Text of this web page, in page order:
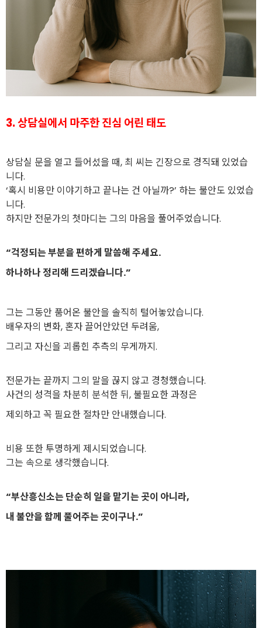
3. 상담실에서 마주한 진심 어린 태도
상담실 문을 열고 들어섰을 때, 최 씨는 긴장으로 경직돼 있었습
니다.
‘혹시 비용만 이야기하고 끝나는 건 아닐까?’ 하는 불안도 있었습
니다.
하지만 전문가의 첫마디는 그의 마음을 풀어주었습니다.
“걱정되는 부분을 편하게 말씀해 주세요.
하나하나 정리해 드리겠습니다.”
그는 그동안 품어온 불안을 솔직히 털어놓았습니다.
배우자의 변화, 혼자 끌어안았던 두려움,
그리고 자신을 괴롭힌 추측의 무게까지.
전문가는 끝까지 그의 말을 끊지 않고 경청했습니다.
사건의 성격을 차분히 분석한 뒤, 불필요한 과정은
제외하고 꼭 필요한 절차만 안내했습니다.
비용 또한 투명하게 제시되었습니다.
그는 속으로 생각했습니다.
“부산흥신소는 단순히 일을 맡기는 곳이 아니라,
내 불안을 함께 풀어주는 곳이구나.”